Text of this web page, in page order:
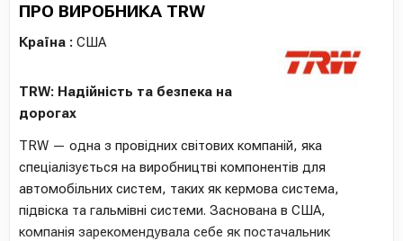
ПРО ВИРОБНИКА TRW
Країна : США
TRW: Надійність та безпека на
дорогах
TRW — одна з провідних світових компаній, яка
спеціалізується на виробництві компонентів для
автомобільних систем, таких як кермова система,
підвіска та гальмівні системи. Заснована в США,
компанія зарекомендувала себе як постачальник